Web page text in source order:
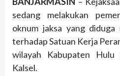
sedang melakukan
oknum jaksa yang diduga
terhadap Satuan Kerja
wilayah Kabupaten Hulu
Kalsel.